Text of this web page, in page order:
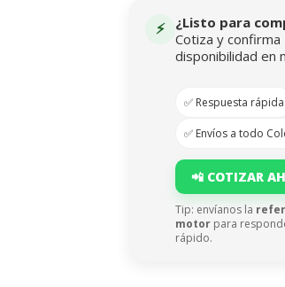
⚡
¿Listo para
Cotiza y confirma
disponibilidad en
✅ Respuesta rápida
✅ Envíos a todo
📲 COTIZAR
Tip: envíanos la
motorpara
rápido.